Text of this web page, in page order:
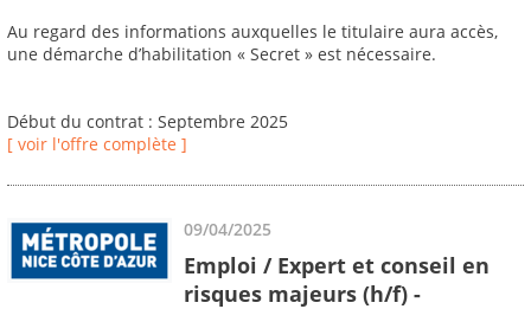
Au regard des informations auxquelles le titulaire aura accès,
une démarche d’habilitation « Secret » est nécessaire.
Début du contrat : Septembre 2025
[ voir l'offre complète ]
09/04/2025
Emploi / Expert et conseil en
risques majeurs (h/f) -